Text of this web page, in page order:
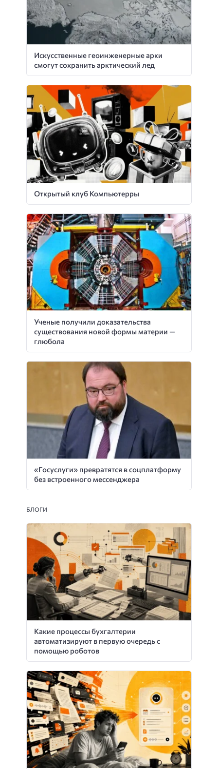
Искусственные геоинженерные арки
смогут сохранить арктический лед
Открытый клуб Компьютерры
Ученые получили доказательства
существования новой формы материи —
глюбола
«Госуслуги» превратятся в соцплатформу
без встроенного мессенджера
БЛОГИ
Какие процессы бухгалтерии
автоматизируют в первую очередь с
помощью роботов